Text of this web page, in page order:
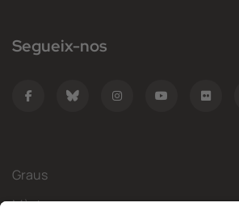
Segueix-nos
Graus
Màsters